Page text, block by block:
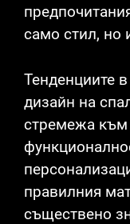
само стил, но
Тенденциите
дизайн на
стремежа
правилния
съществено